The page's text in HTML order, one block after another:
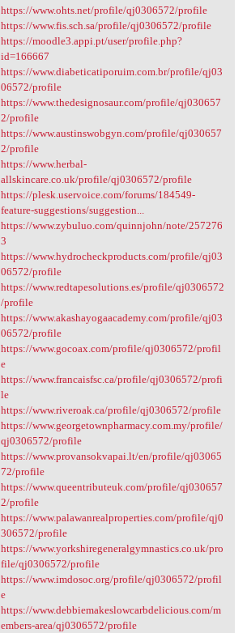
https://www.ohts.net/profile/qj0306572/profile
https://www.fis.sch.sa/profile/qj0306572/profile
https://moodle3.appi.pt/user/profile.php?
id=166667
https://www.diabeticatiporuim.com.br/profile/qj03
06572/profile
https://www.thedesignosaur.com/profile/qj030657
2/profile
https://www.austinswobgyn.com/profile/qj030657
2/profile
https://www.herbal-
allskincare.co.uk/profile/qj0306572/profile
https://plesk.uservoice.com/forums/184549-
feature-suggestions/suggestion...
https://www.zybuluo.com/quinnjohn/note/257276
3
https://www.hydrocheckproducts.com/profile/qj03
06572/profile
https://www.redtapesolutions.es/profile/qj0306572
/profile
https://www.akashayogaacademy.com/profile/qj03
06572/profile
https://www.gocoax.com/profile/qj0306572/profil
e
https://www.francaisfsc.ca/profile/qj0306572/profi
le
https://www.riveroak.ca/profile/qj0306572/profile
https://www.georgetownpharmacy.com.my/profile/
qj0306572/profile
https://www.provansokvapai.lt/en/profile/qj03065
72/profile
https://www.queentributeuk.com/profile/qj030657
2/profile
https://www.palawanrealproperties.com/profile/qj0
306572/profile
https://www.yorkshiregeneralgymnastics.co.uk/pro
file/qj0306572/profile
https://www.imdosoc.org/profile/qj0306572/profil
e
https://www.debbiemakeslowcarbdelicious.com/m
embers-area/qj0306572/profile